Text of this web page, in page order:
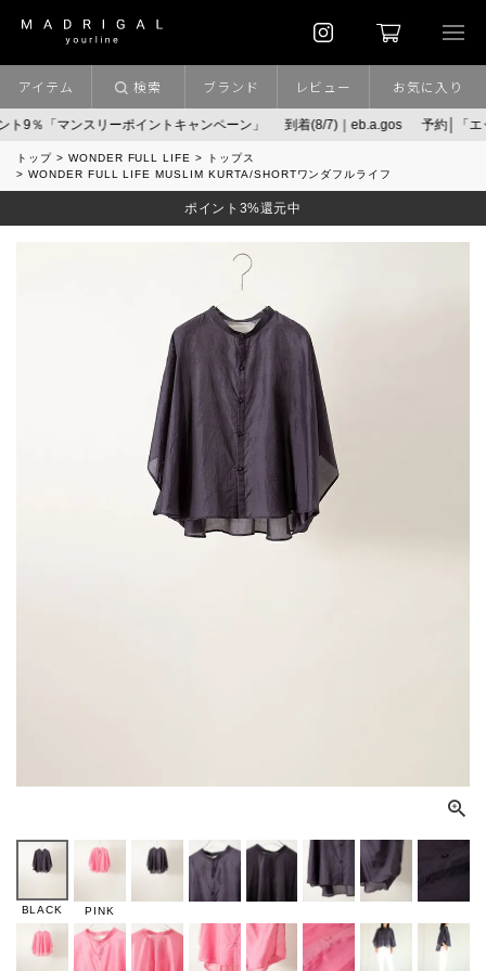
マンスリーポイントキャンペーン」 到着(8/7)｜eb.a.gos 予約│「エッグ
アイテム 検索 ブランド レビュー お気に入り
トップ WONDER FULL LIFE
トップス
WONDER FULL LIFE MUSLIM KURTA/SHORTワンダフルライフ
ポイント3%還元中
BLACK PINK